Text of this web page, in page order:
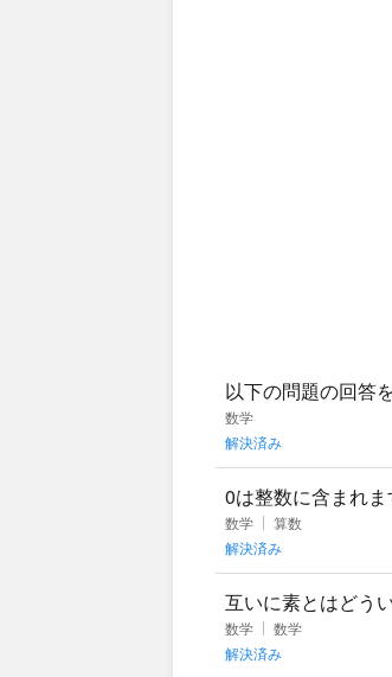
以下の問題の回答
の2乗にしたい。n
数学
解決済み
0は整数に含まれ
数学
算数
解決済み
互いに素とはどう
数学
数学
解決済み